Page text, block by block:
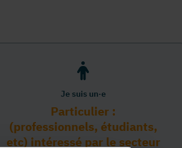
Je suis un·e
Particulier :
(professionnels, étudiants,
etc) intéressé par le secteur